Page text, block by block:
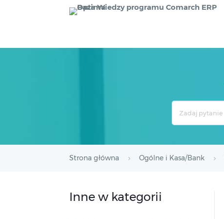
Strona główna Ogólne i Kasa/Bank
Inne w kategorii